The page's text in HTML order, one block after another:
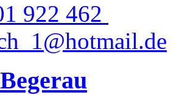
922 462